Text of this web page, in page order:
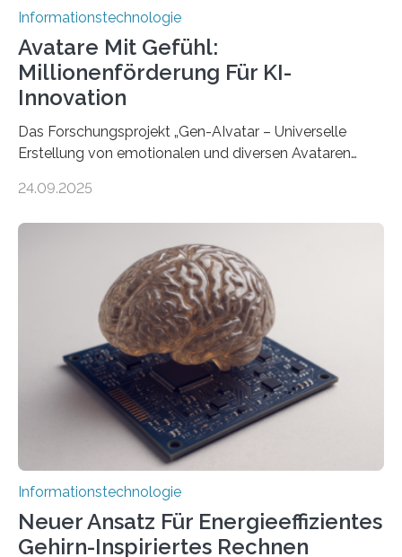
Informationstechnologie
Avatare Mit Gefühl:
Millionenförderung Für KI-
Innovation
Das Forschungsprojekt „Gen-AIvatar – Universelle
Erstellung von emotionalen und diversen Avataren
Förderung in Höhe von rund 2 Millionen Euro. Dabei
der MindPort GmbH eine neuartige, KI-gestützte
Lösung zur Erzeugung von Emotionen für realistische
Avatare. Gen-AIvatar entwickelt innovative und
kosteneffiziente Methoden, um lebensechte Avatare zu
erstellen. „Besonders wichtig ist uns eine ganzheitliche
Animation, bei der Stimme, Körperbewegung, Gestik
und Mimik im Einklang sind…
24.09.2025
Informationstechnologie
Neuer Ansatz Für Energieeffizientes
Gehirn-Inspiriertes Rechnen